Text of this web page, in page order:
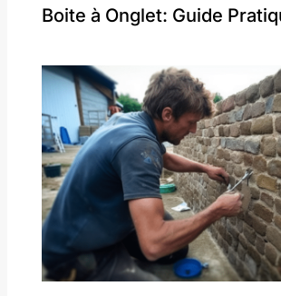
Boite à Onglet: Guide